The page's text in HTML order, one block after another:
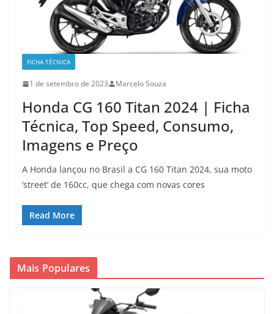
FICHA TÉCNICA
1 de setembro de 2023 Marcelo Souza
Honda CG 160 Titan 2024 | Ficha
Técnica, Top Speed, Consumo,
Imagens e Preço
A Honda lançou no Brasil a CG 160 Titan 2024, sua moto
‘street’ de 160cc, que chega com novas cores
Read More
Mais Populares